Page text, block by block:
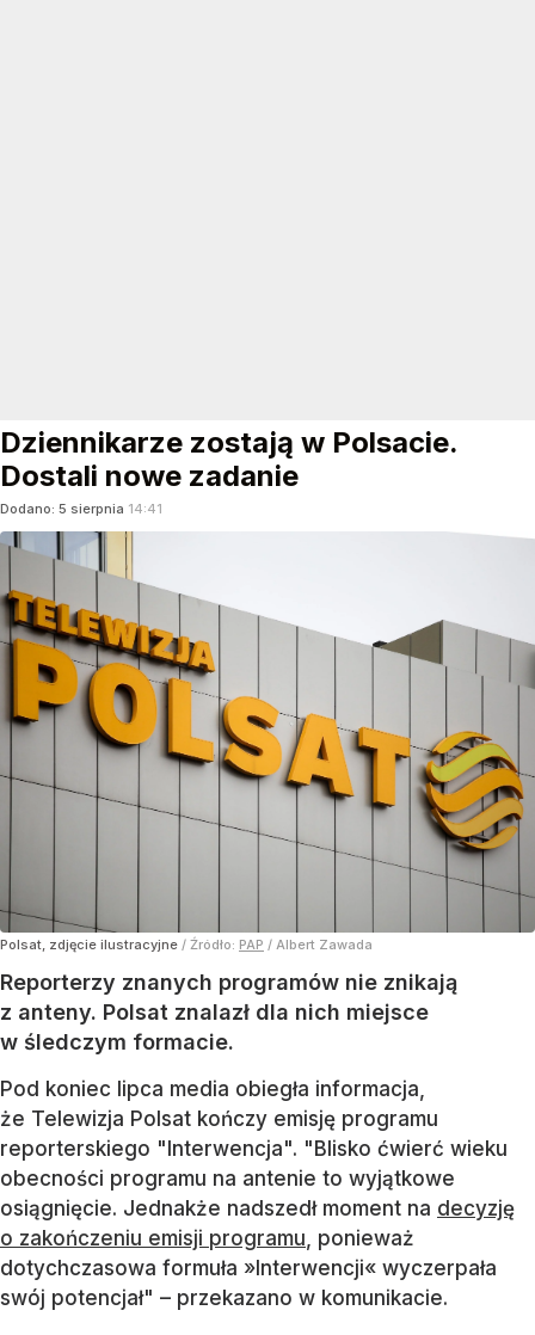
Dziennikarze zostają w Polsacie.
Dostali nowe zadanie
Dodano: 5 sierpnia 14:41
Polsat, zdjęcie ilustracyjne / Źródło: PAP / Albert Zawada
Reporterzy znanych programów nie znikają
z anteny. Polsat znalazł dla nich miejsce
w śledczym formacie.
Pod koniec lipca media obiegła informacja,
że Telewizja Polsat kończy emisję programu
reporterskiego "Interwencja". "Blisko ćwierć wieku
obecności programu na antenie to wyjątkowe
osiągnięcie. Jednakże nadszedł moment na decyzję
o zakończeniu emisji programu, ponieważ
dotychczasowa formuła »Interwencji« wyczerpała
swój potencjał" – przekazano w komunikacie.